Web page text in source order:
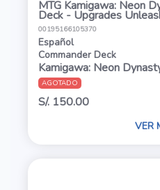
MTG Kamigawa: Neon
Deck - Upgrades
00195166105370
Español
Commander Deck
Kamigawa: Neon
AGOTADO
S/. 150.00
VER